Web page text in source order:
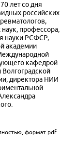
лет со дня
российских
про­фессора,
науки РСФСР,
академии
кафедрой
Волгоградской
директора НИИ
формат pdf